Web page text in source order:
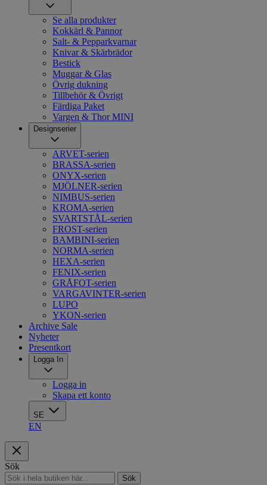
Se alla produkter
Kokkärl & Pannor
Salt- & Pepparkvarnar
Knivar & Skärbrädor
Bestick
Muggar & Glas
Övrig dukning
Tillbehör & Övrigt
Färdiga Paket
Vargen & Thor MINI
Designserier
ARVET-serien
BRASSA-serien
ONYX-serien
MJÖLNER-serien
NIMBUS-serien
KROMA-serien
SVARTSTÅL-serien
FROST-serien
BAMBINI-serien
NORMA-serien
HEXA-serien
FENIX-serien
GRÅFOT-serien
VARGAVINTER-serien
LUPO
YKON-serien
Archive Sale
Nyheter
Presentkort
Logga In
Logga in
Skapa ett konto
SE
EN
Sök
Sök